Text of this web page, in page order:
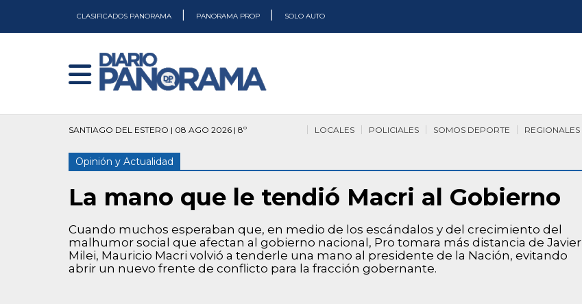
CLASIFICADOS PANORAMA PANORAMA PROP SOLO AUTO
SANTIAGO DEL ESTERO | 08 AGO 2026 | 8º REGIONALES
SOMOS DEPORTE
POLICIALES
LOCALES
Opinión y Actualidad
La mano que le tendió Macri al Gobierno
Cuando muchos esperaban que, en medio de los escándalos y del crecimiento del
malhumor social que afectan al gobierno nacional, Pro tomara más distancia de Javier
Milei, Mauricio Macri volvió a tenderle una mano al presidente de la Nación, evitando
abrir un nuevo frente de conflicto para la fracción gobernante.